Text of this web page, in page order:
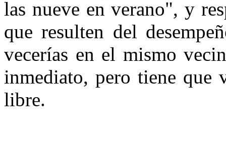
las nueve en verano", y
que resulten del
vecerías en el mismo
inmediato, pero tiene que
libre.